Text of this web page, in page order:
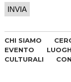
CHI SIAMO
EVENTO
CULTURALI